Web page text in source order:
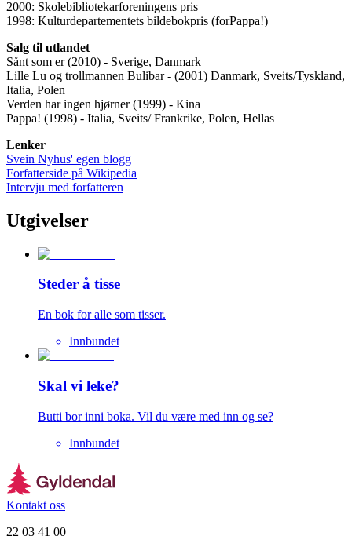
2000: Skolebibliotekarforeningens pris
1998: Kulturdepartementets bildebokpris (forPappa!)
Salg til utlandet
Sånt som er (2010) - Sverige, Danmark
Lille Lu og trollmannen Bulibar - (2001) Danmark, Sveits/Tyskland,
Italia, Polen
Verden har ingen hjørner (1999) - Kina
Pappa! (1998) - Italia, Sveits/ Frankrike, Polen, Hellas
Lenker
Svein Nyhus' egen blogg
Forfatterside på Wikipedia
Intervju med forfatteren
Utgivelser
Steder å tisse
En bok for alle som tisser.
Innbundet
Skal vi leke?
Butti bor inni boka. Vil du være med inn og se?
Innbundet
Kontakt oss
22 03 41 00